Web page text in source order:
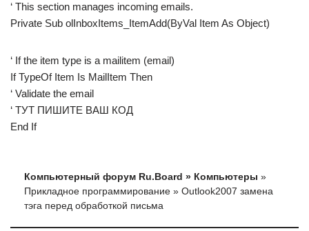
‘ This section manages incoming emails.
Private Sub olInboxItems_ItemAdd(ByVal Item As Object)
‘ If the item type is a mailitem (email)
If TypeOf Item Is MailItem Then
‘ Validate the email
‘ ТУТ ПИШИТЕ ВАШ КОД
End If
Компьютерный форум Ru.Board » Компьютеры »
Прикладное программирование » Outlook2007 замена
тэга перед обработкой письма